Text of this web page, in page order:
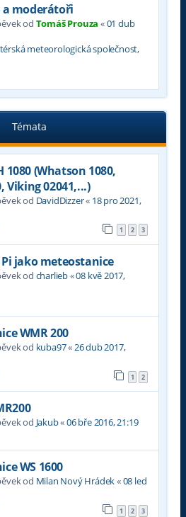
a moderátoři
od Tomáš Prouza «01 dub
meteorologická společnost,
Témata
1080 (Whatson 1080,
Viking 02041,...)
od DavidDizzer« 18 pro 2021,
1 2 3
jako meteostanice
od charlieb«08 kvě 2017,
WMR 200
od kuba97«26 dub 2017,
1 2
od Jakub«06 bře 2016, 21:19
WS 1600
od Milan Nový Hrádek«08 led
1 2 3